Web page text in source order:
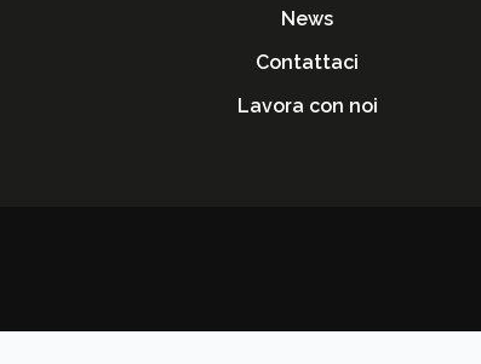
News
Contattaci
Lavora con noi